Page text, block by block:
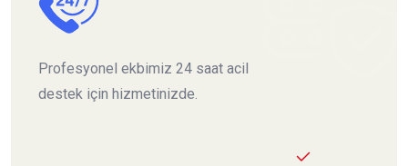
Profesyonel ekbimiz 24 saat acil
destek için hizmetinizde.